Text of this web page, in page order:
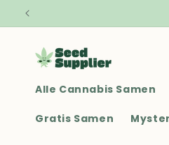
Direkt zum
Inhalt
Alle Cannabis Samen
Gratis Samen